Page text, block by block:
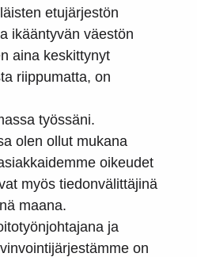
etujärjestön
ikääntyvän väestön
aina keskittynyt
riippumatta, on
työssäni.
olen ollut mukana
oikeudet
myös tiedonvälittäjinä
maana.
ja
on